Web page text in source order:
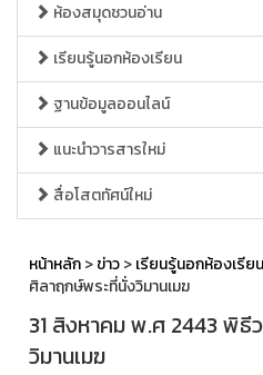
ห้องสมุดชวนอ่าน
เรียนรู้นอกห้องเรียน
ฐานข้อมูลออนไลน์
แนะนำวารสารใหม่
สื่อโสตทัศน์ใหม่
หน้าหลัก>ข่าว>เรียนรู้นอกห้องเรียน
ศิลาฤกษ์พระที่นั่งวิมานเมฆ
31​ สิงหาคม พ.ศ 2443 พิธี
วิมานเมฆ